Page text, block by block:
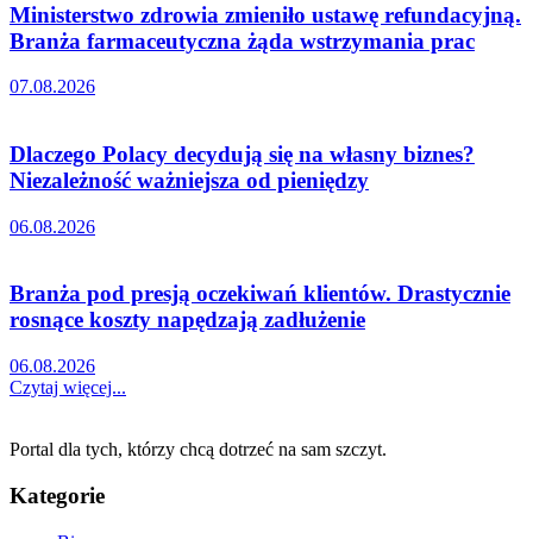
Ministerstwo zdrowia zmieniło ustawę refundacyjną.
Branża farmaceutyczna żąda wstrzymania prac
07.08.2026
Dlaczego Polacy decydują się na własny biznes?
Niezależność ważniejsza od pieniędzy
06.08.2026
Branża pod presją oczekiwań klientów. Drastycznie
rosnące koszty napędzają zadłużenie
06.08.2026
Czytaj więcej...
Portal dla tych, którzy chcą dotrzeć na sam szczyt.
Kategorie